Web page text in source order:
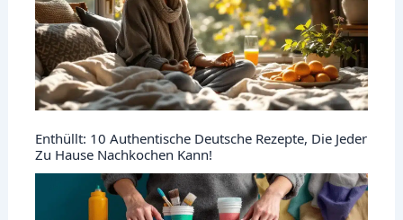
Enthüllt: 10 Authentische Deutsche Rezepte, Die Jeder
Zu Hause Nachkochen Kann!